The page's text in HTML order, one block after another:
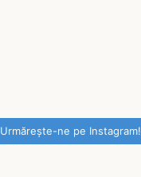
Urmărește-ne pe Instagram!